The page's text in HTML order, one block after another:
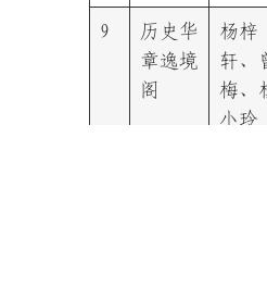
9
历史华
章逸境
阁
杨梓
轩、
梅、
小玲